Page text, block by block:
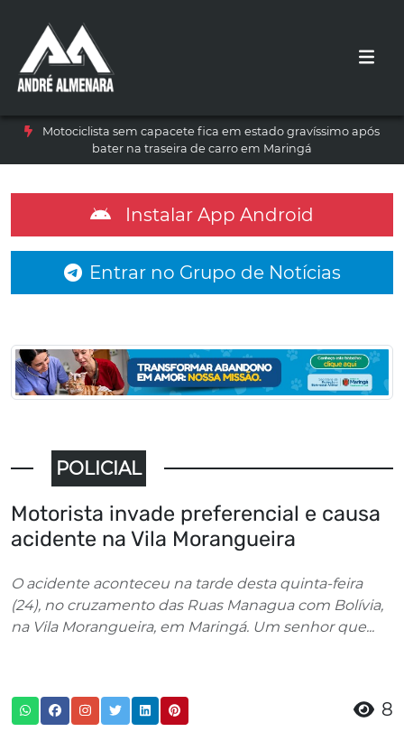
Motociclista sem capacete fica em estado gravíssimo após
bater na traseira de carro em Maringá
Instalar App Android
Entrar no Grupo de Notícias
POLICIAL
Motorista invade preferencial e causa
acidente na Vila Morangueira
O acidente aconteceu na tarde desta quinta-feira
(24), no cruzamento das Ruas Managua com Bolívia,
na Vila Morangueira, em Maringá. Um senhor que...
8